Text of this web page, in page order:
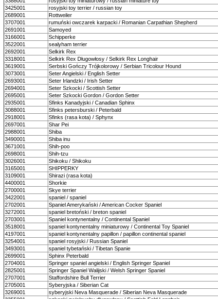
3425001
rosyjski toy terrier / russian toy
2689001
Rottweiler
3707001
rumuński owczarek karpacki / Romanian Carpathian Shepherd
2691001
Samoyed
3166001
Schipperke
3522001
sealyham terrier
2692001
Selkirk Rex
3318001
Selkirk Rex Długowłosy / Selkirk Rex Longhair
3619001
Serbski Gończy Trójkolorowy / Serbian Tricolour Hound
3073001
Seter Angielski / English Setter
2693001
Seter Irlandzki / Irish Setter
2694001
Seter Szkocki / Scottish Setter
2695001
Seter Szkocki Gordon / Gordon Setter
2935001
Sfinks Kanadyjski / Canadian Sphinx
3088001
Sfinks petersburski / Peterbald
2918001
Sfinks (rasa kota) / Sphynx
2697001
Shar Pei
2988001
Shiba
3490001
Shiba inu
3671001
Shih-poo
2698001
Shih-tzu
3026001
Shikoku / Shikoku
3165001
SHIPPERKY
3109001
Shirazi (rasa kota)
4400001
Shorkie
2700001
Skye terrier
3422001
spaniel / spaniel
2702001
Spaniel Amerykański / American Cocker Spaniel
3272001
spaniel bretoński / breton spaniel
2703001
Spaniel kontynentalny / Continental Spaniel
3518001
spaniel kontynentalny miniaturowy / Continental Toy Spaniel
4197001
spaniel kontynentalny papillon / papillon continental spaniel
3254001
spaniel rosyjski / Russian Spaniel
3493001
spaniel tybetański / Tibetan Spanie
2699001
Sphinx Peterbald
2704001
Springer spaniel angielski / English Springer Spaniel
2825001
Springer Spaniel Walijski / Welsh Springer Spaniel
2707001
Staffordshire Bull Terrier
2705001
Syberyjska / Siberian Cat
3269001
syberyjski Neva Masquerade / Siberian Neva Masquerade